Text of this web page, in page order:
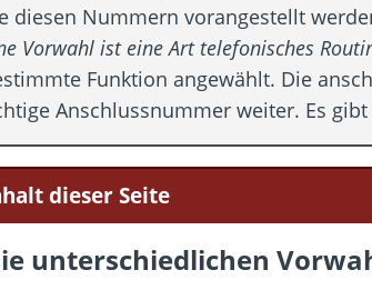
diesen Nummern vorangestellt
Vorwahl ist eine Art telefonisches
Funktion angewählt. Die
Anschlussnummer weiter. Es
dieser Seite
unterschiedlichen